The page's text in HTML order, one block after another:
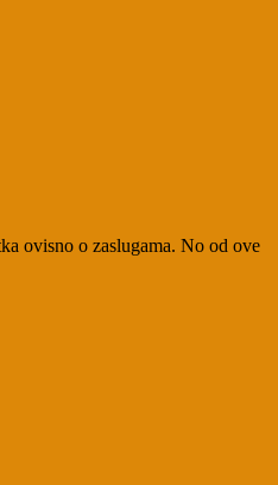
ovisno o zaslugama. No od ove